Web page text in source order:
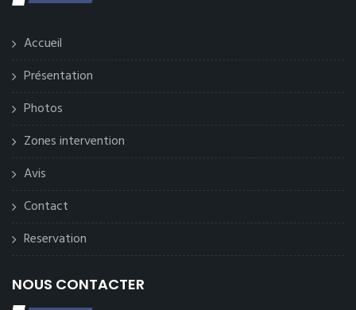
Accueil
Présentation
Photos
Zones intervention
Avis
Contact
Reservation
NOUS CONTACTER